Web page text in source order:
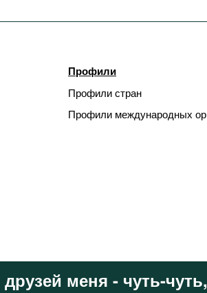
Профили
Профили стран
Профили международных
друзей меня - чуть-